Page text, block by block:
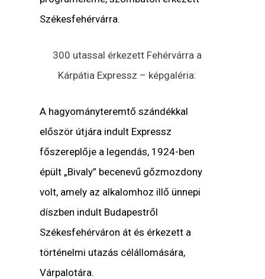
Székesfehérvárra.
300 utassal érkezett Fehérvárra a
Kárpátia Expressz – képgaléria:
A hagyományteremtő szándékkal
először útjára indult Expressz
főszereplője a legendás, 1924-ben
épült „Bivaly” becenevű gőzmozdony
volt, amely az alkalomhoz illő ünnepi
díszben indult Budapestről
Székesfehérváron át és érkezett a
történelmi utazás célállomására,
Várpalotára.